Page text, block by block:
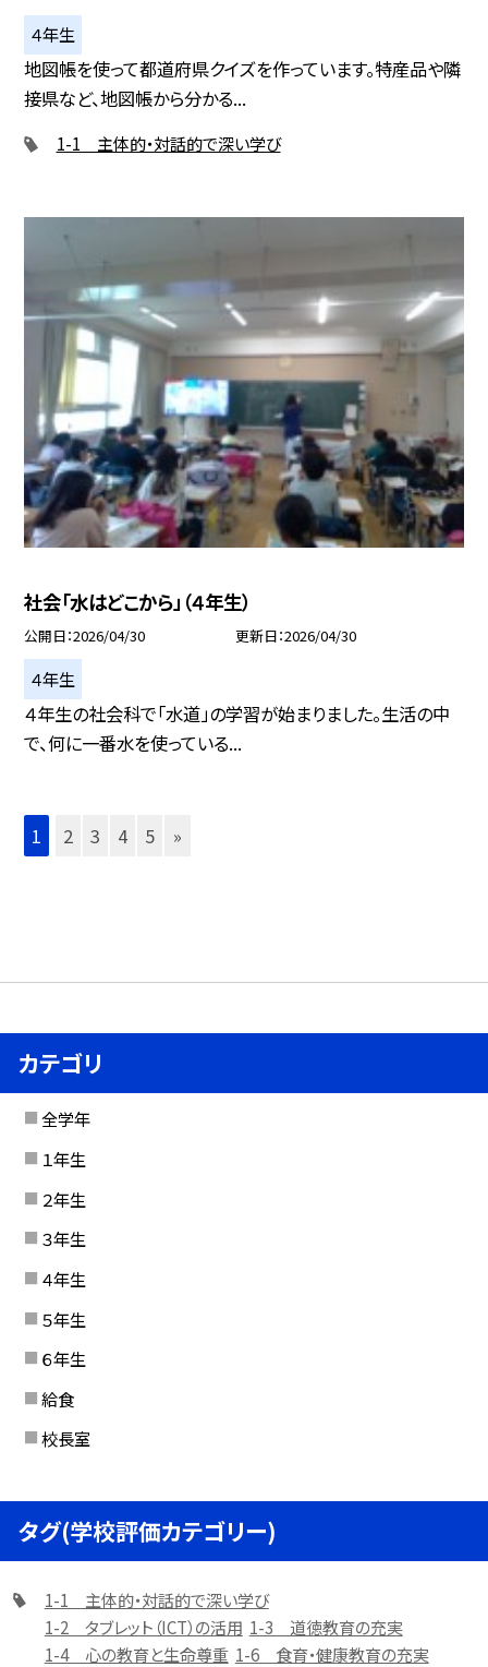
４年生
地図帳を使って都道府県クイズを作っています。特産品や隣
接県など、地図帳から分かる...
1-1 主体的・対話的で深い学び
社会「水はどこから」（４年生）
公開日 2026/04/30 更新日 2026/04/30
４年生
４年生の社会科で「水道」の学習が始まりました。生活の中
で、何に一番水を使っている...
1 2 3 4 5 »
カテゴリ
全学年
１年生
２年生
３年生
４年生
５年生
６年生
給食
校長室
タグ(学校評価カテゴリー)
1-1 主体的・対話的で深い学び
1-2 タブレット（ICT）の活用 1-3 道徳教育の充実
1-4 心の教育と生命尊重 1-6 食育・健康教育の充実